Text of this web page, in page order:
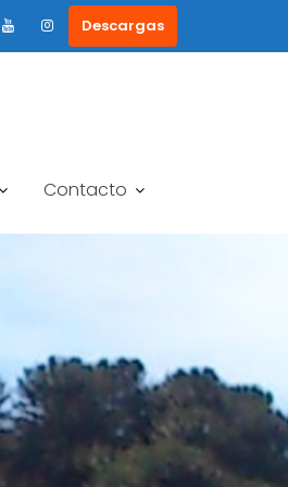
Descargas
Contacto